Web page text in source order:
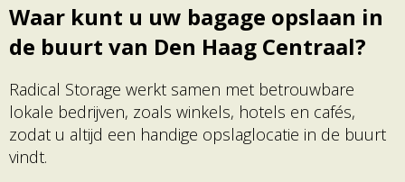
Waar kunt u uw bagage opslaan in
de buurt van Den Haag Centraal?
Radical Storage werkt samen met betrouwbare
lokale bedrijven, zoals winkels, hotels en cafés,
zodat u altijd een handige opslaglocatie in de buurt
vindt.